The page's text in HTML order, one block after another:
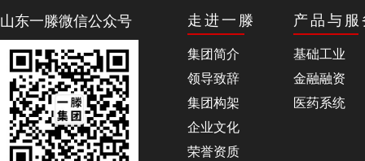
山东一滕微信公众号 走进一滕
集团简介
领导致辞
集团构架
企业文化
荣誉资质
产品与
基础工业
金融融资
医药系统